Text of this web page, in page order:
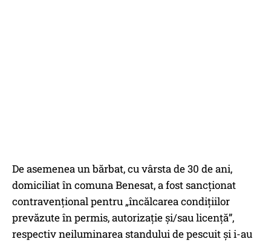
De asemenea un bărbat, cu vârsta de 30 de ani,
domiciliat în comuna Benesat, a fost sancţionat
contravenţional pentru „încălcarea condiţiilor
prevăzute în permis, autorizaţie şi/sau licenţă”,
respectiv neiluminarea standului de pescuit și i-au